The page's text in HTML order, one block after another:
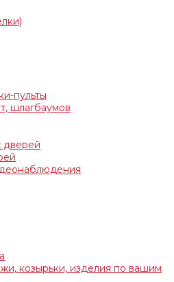
пульты
шлагбаумов
дверей
козырьки, изделия по вашим